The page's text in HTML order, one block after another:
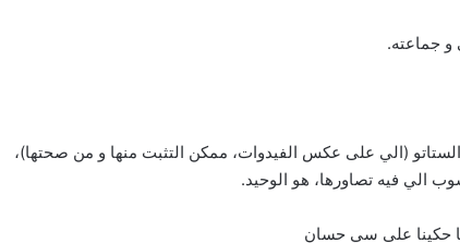
و جماعته.
(الي على عكس الفيدوات، ممكن التثبت منها و من صحتها)،
الي فيه تصاورها، هو الوحيد.
حكينا على سي حسان